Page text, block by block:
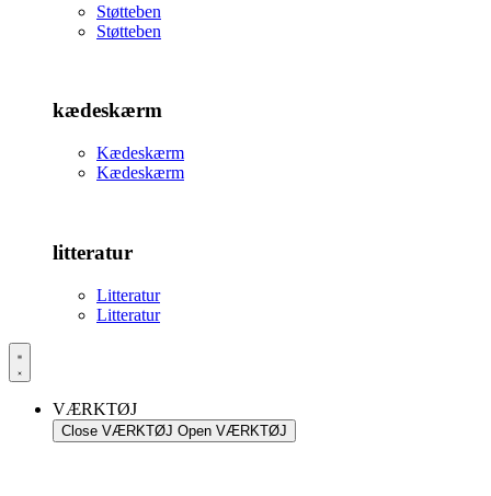
Støtteben
Støtteben
kædeskærm
Kædeskærm
Kædeskærm
litteratur
Litteratur
Litteratur
VÆRKTØJ
Close VÆRKTØJ Open VÆRKTØJ